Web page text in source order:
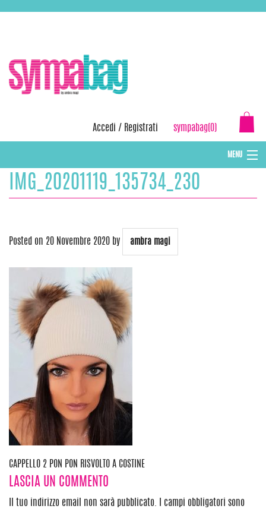
Accedi / Registrati sympabag(0)
MENU
CAPPELLI INVERNALI DONNA
IMG_20201119_135734_230
Posted on 20 Novembre 2020 by ambra magi
Navigazione
articoli
CAPPELLO 2 PON PON RISVOLTO A COSTINE
LASCIA UN COMMENTO
Il tuo indirizzo email non sarà pubblicato.
I campi obbligatori sono